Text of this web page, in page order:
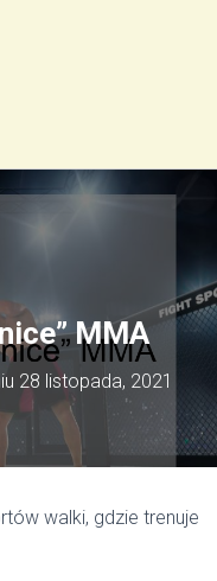
MMA
28 listopada, 2021
walki, gdzie trenuje